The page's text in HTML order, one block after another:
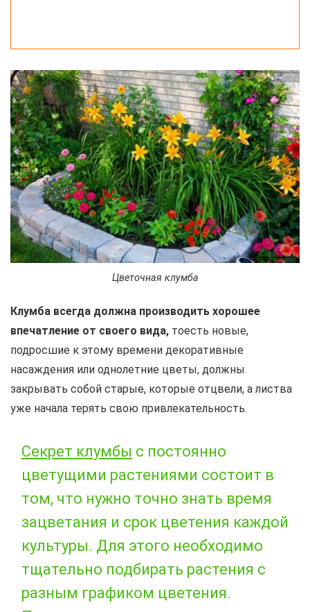
Цветочная клумба
Клумба всегда должна производить хорошее
впечатление от своего вида, тоесть новые,
подросшие к этому времени декоративные
насаждения или однолетние цветы, должны
закрывать собой старые, которые отцвели, а листва
уже начала терять свою привлекательность.
Секрет клумбы с постоянно
цветущими растениями состоит в
том, что нужно точно знать время
зацветания и срок цветения каждой
культуры. Для этого необходимо
тщательно подбирать растения с
разным графиком цветения.